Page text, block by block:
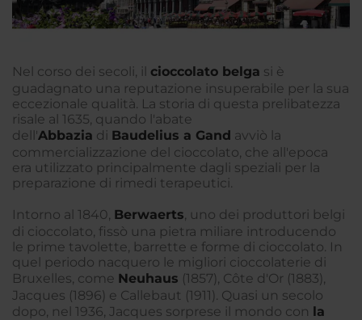
Nel corso dei secoli, il cioccolato belga si è
guadagnato una reputazione insuperabile per la sua
eccezionale qualità. La storia di questa prelibatezza
risale al 1635, quando l'abate
dell'Abbazia di Baudelius a Gand avviò la
commercializzazione del cioccolato, che all'epoca
era utilizzato principalmente dagli speziali per la
preparazione di rimedi terapeutici.
Intorno al 1840, Berwaerts, uno dei produttori belgi
di cioccolato, fissò una pietra miliare introducendo
le prime tavolette, barrette e forme di cioccolato. In
quel periodo nacquero le migliori cioccolaterie di
Bruxelles, come Neuhaus (1857), Côte d'Or (1883),
Jacques (1896) e Callebaut (1911). Quasi un secolo
dopo, nel 1936, Jacques sorprese il mondo con la